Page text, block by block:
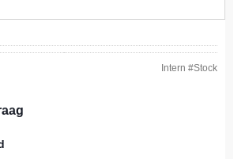
Intern #Stock